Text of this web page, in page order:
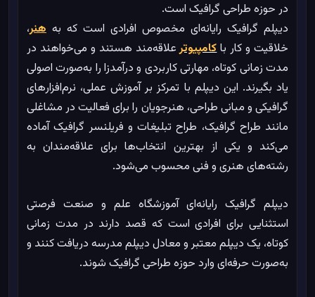
در حوزه طراحی گرافیک است.
دیپلم گرافیک رایانه‌ای مخصوص افرادی است که به هنر،
خلاقیت و کار باکامپیوترعلاقه‌مند هستند و می‌خواهند در
مدت زمانی کوتاه، مهارتی کاربردی و درآمدزا را به‌صورت اصولی
یاد بگیرند. این دیپلم با تمرکز بر آموزش عملی، نرم‌افزارهای
گرافیکی و مبانی طراحی، هنرجویان را برای فعالیت در مشاغلی
مانند طراح گرافیک، طراح تبلیغات و فریلنسر گرافیک آماده
می‌کند و یکی از بهترین انتخاب‌ها برای علاقه‌مندان به
رشته‌های هنری و فنی محسوب می‌شود.
دیپلم گرافیک رایانه‌ای آموزشگاه علم و صنعت فرصتی
استثنایی برای افرادی است که قصد دارند در مدت زمانی
کوتاه، یک دیپلم معتبر و معادل دیپلم مدرسه دریافت کنند و
به‌صورت حرفه‌ای وارد حوزه طراحی گرافیک شوند.